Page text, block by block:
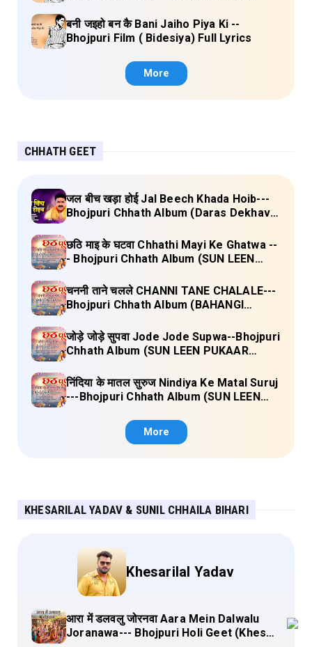
बनी जइहो बन कै Bani Jaiho Piya Ki --
Bhojpuri Film ( Bidesiya) Full Lyrics
More
CHHATH GEET
जल बीच खड़ा होई Jal Beech Khada Hoib---
Bhojpuri Chhath Album (Daras Dekhava
छठि माइ के घटवा Chhathi Mayi Ke Ghatwa --
- Bhojpuri Chhath Album (SUN LEEN
Lyrics
चननी ताने चलले CHANNI TANE CHALALE---
Bhojpuri Chhath Album (BAHANGI
जोड़े जोड़े सुपवा Jode Jode Supwa--Bhojpuri
Chhath Album (SUN LEEN PUKAAR
निंदिया के मातल सुरुज Nindiya Ke Matal Suruj
---Bhojpuri Chhath Album (SUN LEEN
More
KHESARILAL YADAV & SUNIL CHHAILA BIHARI
Khesarilal Yadav
आरा में डलवलु जोरनवा Aara Mein Dalwalu
Joranawa--- Bhojpuri Holi Geet (Khesari